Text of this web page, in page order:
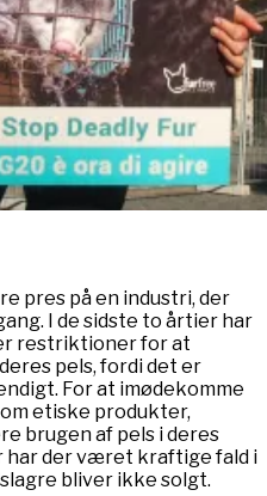
pres på en industri, der
I de sidste to årtier har
restriktioner for at
pels, fordi det er
For at imødekomme
etiske produkter,
brugen af pels i deres
har der været kraftige fald i
bliver ikke solgt.